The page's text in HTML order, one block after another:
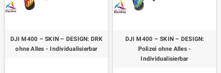
DJI M400 – SKIN – DESIGN: DRK
ohne Alles - Individualisierbar
DJI M400 – SKIN – DESIGN:
Polizei ohne Alles -
Individualisierbar